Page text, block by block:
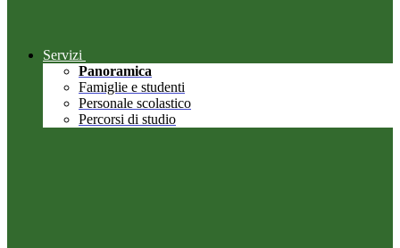
Servizi
Panoramica
Famiglie e studenti
Personale scolastico
Percorsi di studio